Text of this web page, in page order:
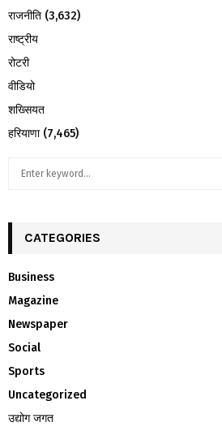
राजनीति (3,632)
राष्ट्रीय
रोटरी
वीडियो
शख्सियत
हरियाणा(7,465)
h
o
r
:
CATEGORIES
Business
Magazine
Newspaper
Social
Sports
Uncategorized
उद्योग जगत